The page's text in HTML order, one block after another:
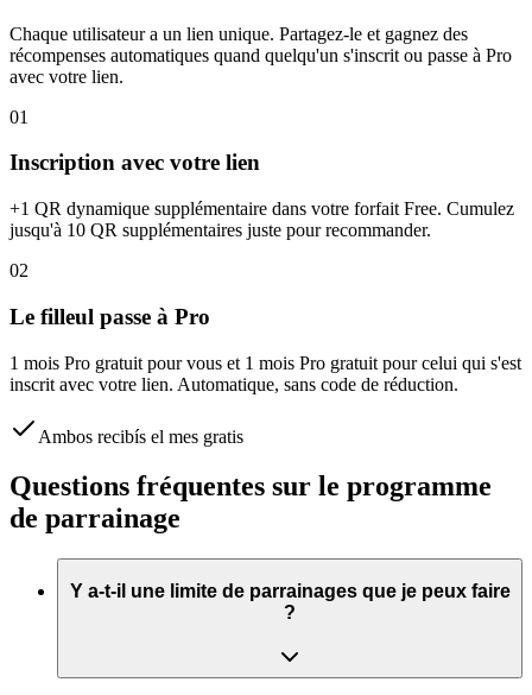
Chaque utilisateur a un lien unique. Partagez-le et gagnez des
récompenses automatiques quand quelqu'un s'inscrit ou passe à Pro
avec votre lien.
01
Inscription avec votre lien
+1 QR dynamique supplémentaire dans votre forfait Free. Cumulez
jusqu'à 10 QR supplémentaires juste pour recommander.
02
Le filleul passe à Pro
1 mois Pro gratuit pour vous et 1 mois Pro gratuit pour celui qui s'est
inscrit avec votre lien. Automatique, sans code de réduction.
Ambos recibís el mes gratis
Questions fréquentes sur le programme
de parrainage
Y a-t-il une limite de parrainages que je peux faire
?